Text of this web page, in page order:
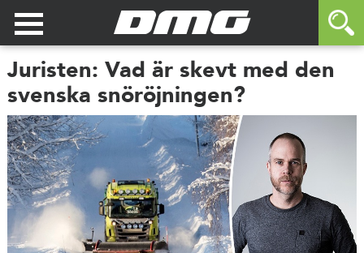
Juristen: Vad är skevt med den
svenska snöröjningen?